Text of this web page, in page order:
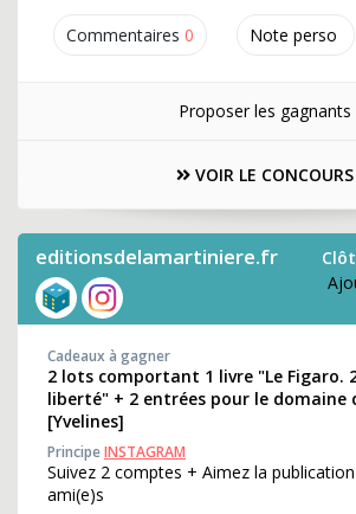
Commentaires 0 Note perso
Proposer les gagnants
VOIR LE CONCOURS
editionsdelamartiniere.fr
Cadeaux à gagner
2 lots comportant 1 livre "Le Figaro.
liberté" + 2 entrées pour le domaine
[Yvelines]
PrincipeINSTAGRAM
Suivez 2 comptes + Aimez la
ami(e)s